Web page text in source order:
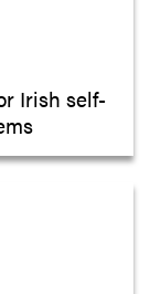
Irish self-